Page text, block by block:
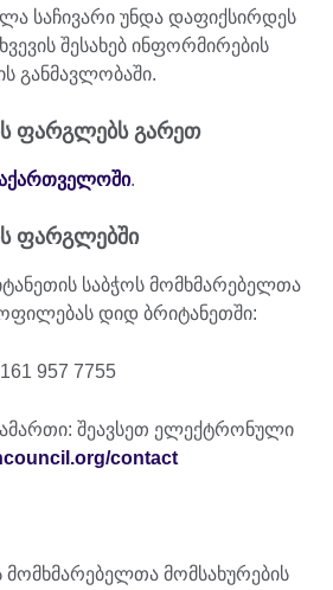
საჩივარი უნდა დაფიქსირდეს
შესახებ ინფორმირების
განმავლობაში.
ფარგლებს გარეთ
.
ფარგლებში
საბჭოს მომხმარებელთა
დიდ ბრიტანეთში:
957 7755
შეავსეთ ელექტრონული
contact
მომხმარებელთა მომსახურების